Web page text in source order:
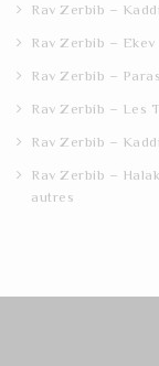
Rav Zerbib –
Rav Zerbib –
Rav Zerbib –
Rav Zerbib – Les
Rav Zerbib –
Rav Zerbib –
autres